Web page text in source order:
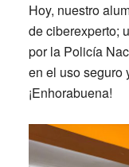
Hoy, nuestro
de ciberexperto;
por la Policía
en el uso seguro
¡Enhorabuena!